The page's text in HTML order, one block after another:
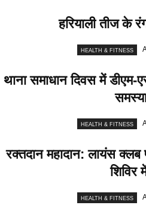
हरियाली तीज के
HEALTH & FITNESS
थाना समाधान दिवस में डीएम-
HEALTH & FITNESS
रक्तदान महादान: लायंस क्लब
शिविर
HEALTH & FITNESS